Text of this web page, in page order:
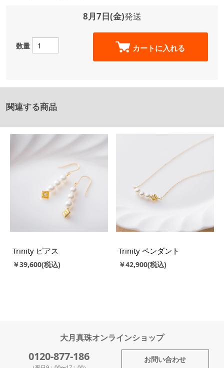
8月7日(金)発送
数量 カートに入れる
関連する商品
Trinity ピアス
￥39,600
Trinity ペンダント
￥42,900
大月真珠オンラインショップ
0120-877-186 お問い合わせ